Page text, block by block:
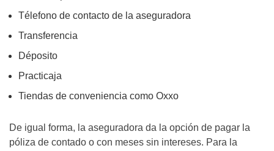
Télefono de contacto de la aseguradora
Transferencia
Déposito
Practicaja
Tiendas de conveniencia como Oxxo
De igual forma, la aseguradora da la opción de pagar la
póliza de contado o con meses sin intereses. Para la